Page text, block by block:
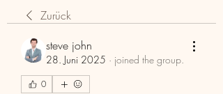
Zurück
steve john
28. Juni 2025 · joined the group.
0